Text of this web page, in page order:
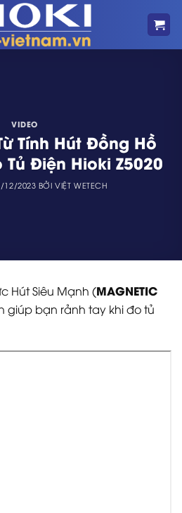
VIDEO
Tính Hút Đồng Hồ
Điện Hioki Z5020
12/2023 BỞIVIỆT WETECH
Hút Siêu Mạnh (MAGNETIC
giúp bạn rảnh tay khi đo tủ